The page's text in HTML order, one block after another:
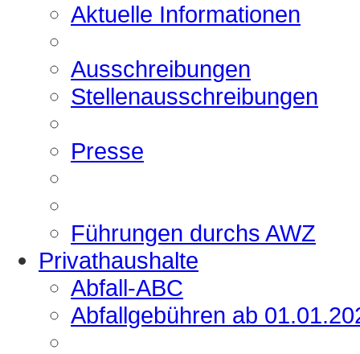
Aktuelle Informationen
Ausschreibungen
Stellenausschreibungen
Presse
Führungen durchs AWZ
Privathaushalte
Abfall-ABC
Abfallgebühren ab